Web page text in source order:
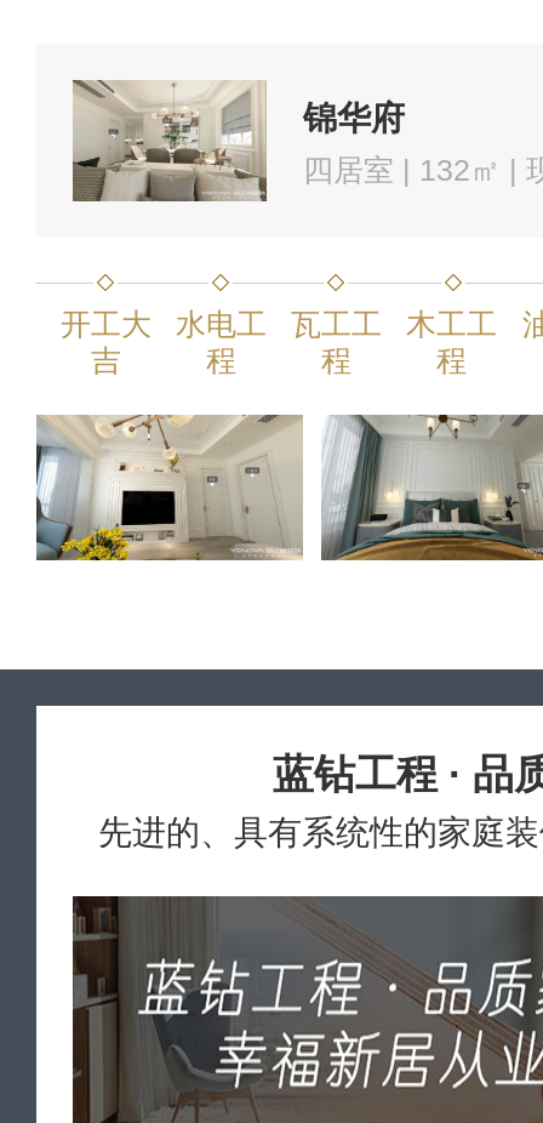
锦华府
四居室 | 132㎡ |
开工大
吉
水电工
程
瓦工工
程
木工工
程
蓝钻工程 · 品
先进的、具有系统性的家庭